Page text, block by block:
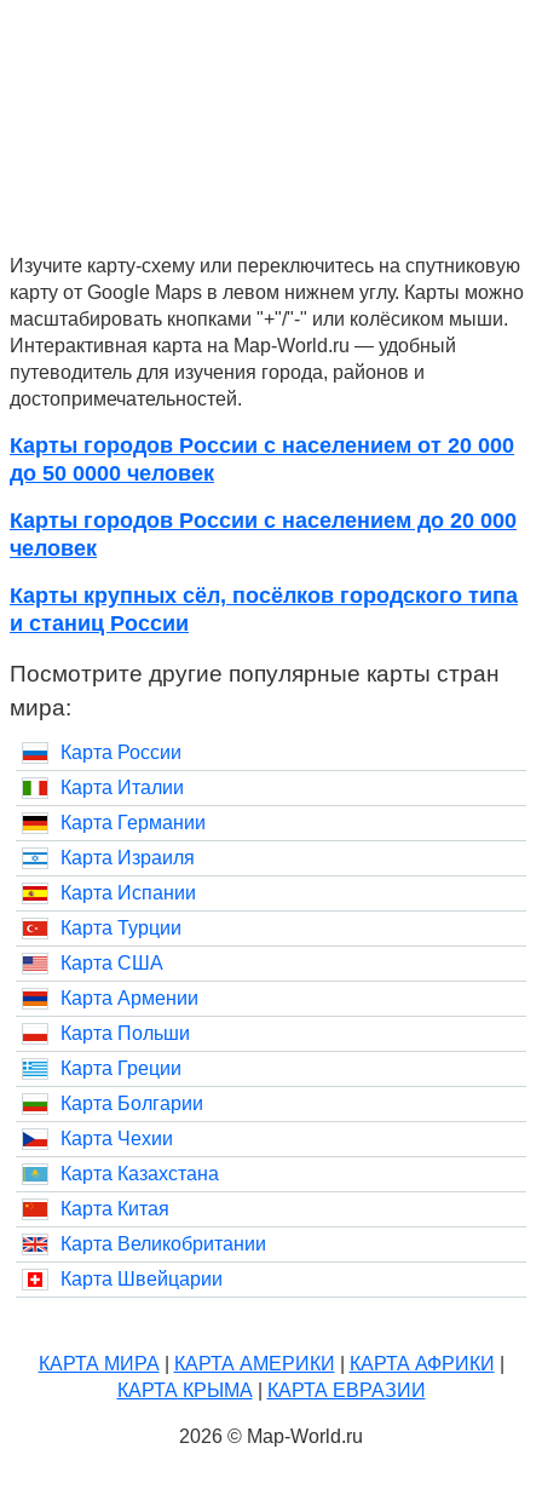
Изучите карту-схему или переключитесь на спутниковую
карту от Google Maps в левом нижнем углу. Карты можно
масштабировать кнопками "+"/"-" или колёсиком мыши.
Интерактивная карта на Map-World.ru — удобный
путеводитель для изучения города, районов и
достопримечательностей.
Карты городов России с населением от 20 000
до 50 0000 человек
Карты городов России с населением до 20 000
человек
Карты крупных сёл, посёлков городского типа
и станиц России
Посмотрите другие популярные карты стран
мира:
Карта России
Карта Италии
Карта Германии
Карта Израиля
Карта Испании
Карта Турции
Карта США
Карта Армении
Карта Польши
Карта Греции
Карта Болгарии
Карта Чехии
Карта Казахстана
Карта Китая
Карта Великобритании
Карта Швейцарии
КАРТА МИРА| КАРТА АМЕРИКИ КАРТА АФРИКИ
КАРТА КРЫМА| КАРТА ЕВРАЗИИ
2026 © Map-World.ru